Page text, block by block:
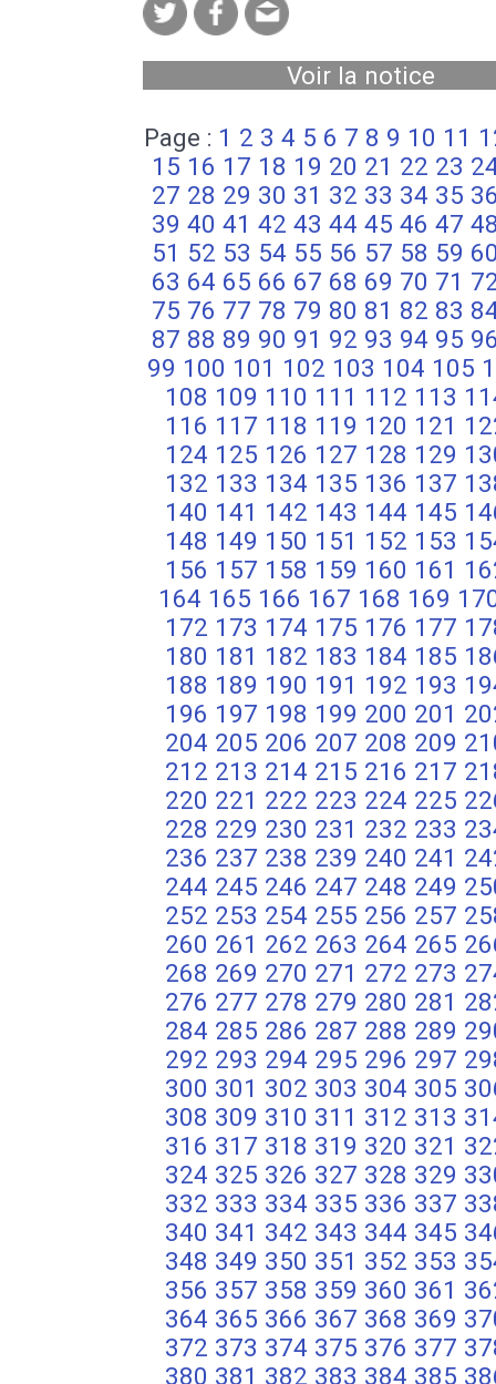
Voir la notice
Page : 1 2 3 4 5 6 7 8 9 10 11
15 16 17 18 19 20 21 22 23
27 28 29 30 31 32 33 34 35
39 40 41 42 43 44 45 46 47
51 52 53 54 55 56 57 58 59
63 64 65 66 67 68 69 70 71
75 76 77 78 79 80 81 82 83
87 88 89 90 91 92 93 94 95
99 100 101 102 103 104 105
108 109 110 111 112 113
116 117 118 119 120 121
124 125 126 127 128 129
132 133 134 135 136 137
140 141 142 143 144 145
148 149 150 151 152 153
156 157 158 159 160 161
164 165 166 167 168 169
172 173 174 175 176 177
180 181 182 183 184 185
188 189 190 191 192 193
196 197 198 199 200 201
204 205 206 207 208 209
212 213 214 215 216 217
220 221 222 223 224 225
228 229 230 231 232 233
236 237 238 239 240 241
244 245 246 247 248 249
252 253 254 255 256 257
260 261 262 263 264 265
268 269 270 271 272 273
276 277 278 279 280 281
284 285 286 287 288 289
292 293 294 295 296 297
300 301 302 303 304 305
308 309 310 311 312 313
316 317 318 319 320 321
324 325 326 327 328 329
332 333 334 335 336 337
340 341 342 343 344 345
348 349 350 351 352 353
356 357 358 359 360 361
364 365 366 367 368 369
372 373 374 375 376 377
380 381 382 383 384 385